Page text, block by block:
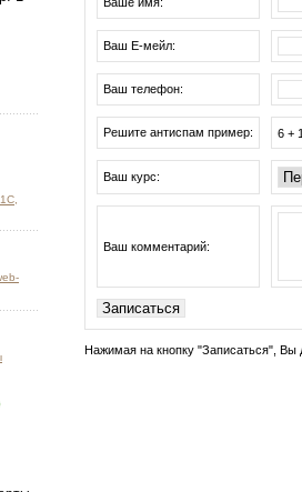
Ваш Е-мейл:
Ваш телефон:
Решите антиспам пример: 6 +
Ваш курс:
Ваш комментарий:
Нажимая на кнопку "Записаться", Вы